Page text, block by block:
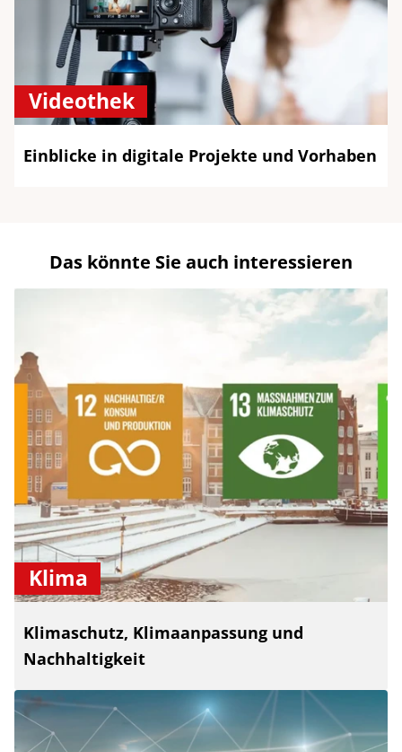
Videothek
Einblicke in digitale Projekte und Vorhaben
Das könnte Sie auch interessieren
Klima
Klimaschutz, Klimaanpassung und
Nachhaltigkeit